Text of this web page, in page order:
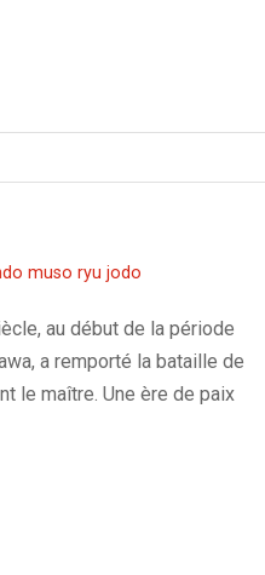
muso ryu jodo
au début de la période
a remporté la bataille de
le maître. Une ère de paix